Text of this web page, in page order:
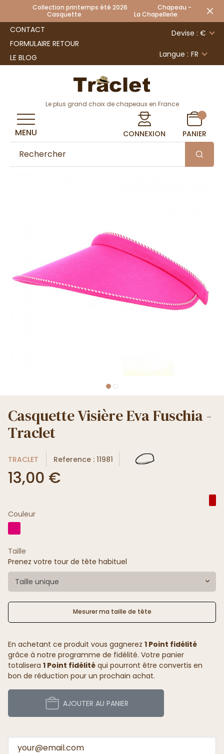
Collection printemps été 2026 Chapeau -
Casquette La Chapellerie
CONTACT
FORMULAIRE RETOUR
LE BLOG
Devise : €
Langue : FR
Le plus grand choix de chapeaux en France
CONNEXION PANIER
MENU
Casquette Visière Eva Fuschia -
Traclet
TRACLET Reference : 11981
13,00 €
Couleur
Taille
Prenez votre tour de tête habituel
Taille unique
Mesurer ma taille de tête
En achetant ce produit vous gagnerez 1 Point fidélité
grâce à notre programme de fidélité. Votre panier
totalisera 1 Point fidélité qui pourront être convertis en
bon de réduction pour un prochain achat.
AJOUTER AU PANIER